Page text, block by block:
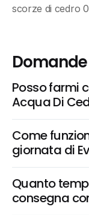
scorze di cedro
Posso farmi
Acqua Di
Come
giornata di
Quanto
consegna